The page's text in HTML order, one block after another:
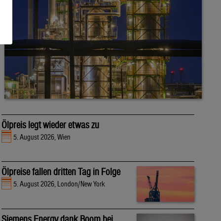
Ölpreis legt wieder etwas zu
5. August 2026, Wien
Ölpreise fallen dritten Tag in Folge
5. August 2026, London/New York
Siemens Energy dank Boom bei